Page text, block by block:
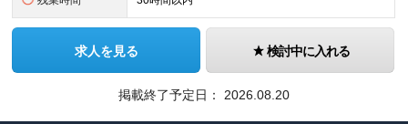
求人を見る 検討中に入れる
掲載終了予定日： 2026.08.20